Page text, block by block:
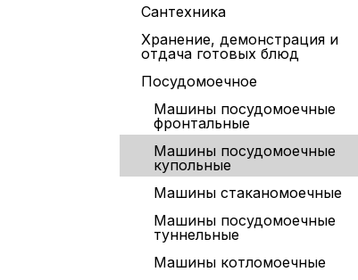
Сантехника
Хранение, демонстрация и
отдача готовых блюд
Посудомоечное
Машины посудомоечные
фронтальные
Машины посудомоечные
купольные
Машины стаканомоечные
Машины посудомоечные
туннельные
Машины котломоечные